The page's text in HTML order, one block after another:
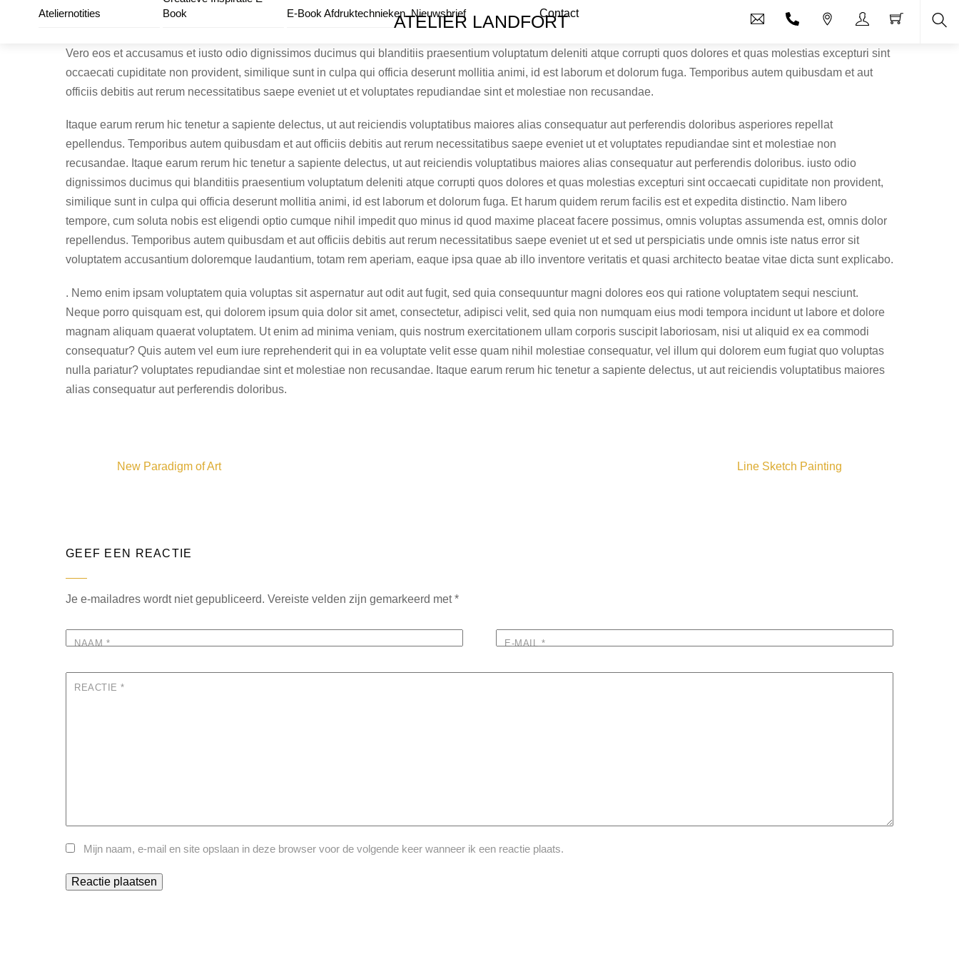
Menu
ATELIER LANDFORT
Ateliernotities
Book
E-Book Afdruktechnieken Nieuwsbrief Contact
Vero eos et accusamus et iusto odio dignissimos ducimus qui blanditiis praesentium voluptatum deleniti atque corrupti quos dolores et quas molestias excepturi sint
occaecati cupiditate non provident, similique sunt in culpa qui officia deserunt mollitia animi, id est laborum et dolorum fuga. Temporibus autem quibusdam et aut
officiis debitis aut rerum necessitatibus saepe eveniet ut et voluptates repudiandae sint et molestiae non recusandae.
Itaque earum rerum hic tenetur a sapiente delectus, ut aut reiciendis voluptatibus maiores alias consequatur aut perferendis doloribus asperiores repellat
epellendus. Temporibus autem quibusdam et aut officiis debitis aut rerum necessitatibus saepe eveniet ut et voluptates repudiandae sint et molestiae non
recusandae. Itaque earum rerum hic tenetur a sapiente delectus, ut aut reiciendis voluptatibus maiores alias consequatur aut perferendis doloribus. iusto odio
dignissimos ducimus qui blanditiis praesentium voluptatum deleniti atque corrupti quos dolores et quas molestias excepturi sint occaecati cupiditate non provident,
similique sunt in culpa qui officia deserunt mollitia animi, id est laborum et dolorum fuga. Et harum quidem rerum facilis est et expedita distinctio. Nam libero
tempore, cum soluta nobis est eligendi optio cumque nihil impedit quo minus id quod maxime placeat facere possimus, omnis voluptas assumenda est, omnis dolor
repellendus. Temporibus autem quibusdam et aut officiis debitis aut rerum necessitatibus saepe eveniet ut et sed ut perspiciatis unde omnis iste natus error sit
voluptatem accusantium doloremque laudantium, totam rem aperiam, eaque ipsa quae ab illo inventore veritatis et quasi architecto beatae vitae dicta sunt explicabo.
. Nemo enim ipsam voluptatem quia voluptas sit aspernatur aut odit aut fugit, sed quia consequuntur magni dolores eos qui ratione voluptatem sequi nesciunt.
Neque porro quisquam est, qui dolorem ipsum quia dolor sit amet, consectetur, adipisci velit, sed quia non numquam eius modi tempora incidunt ut labore et dolore
magnam aliquam quaerat voluptatem. Ut enim ad minima veniam, quis nostrum exercitationem ullam corporis suscipit laboriosam, nisi ut aliquid ex ea commodi
consequatur? Quis autem vel eum iure reprehenderit qui in ea voluptate velit esse quam nihil molestiae consequatur, vel illum qui dolorem eum fugiat quo voluptas
nulla pariatur? voluptates repudiandae sint et molestiae non recusandae. Itaque earum rerum hic tenetur a sapiente delectus, ut aut reiciendis voluptatibus maiores
alias consequatur aut perferendis doloribus.
New Paradigm of Art Line Sketch Painting
GEEF EEN REACTIE
Je e-mailadres wordt niet gepubliceerd. Vereiste velden zijn gemarkeerd met*
NAAM * E-MAIL *
REACTIE*
Mijn naam, e-mail en site opslaan in deze browser voor de volgende keer wanneer ik een reactie plaats.